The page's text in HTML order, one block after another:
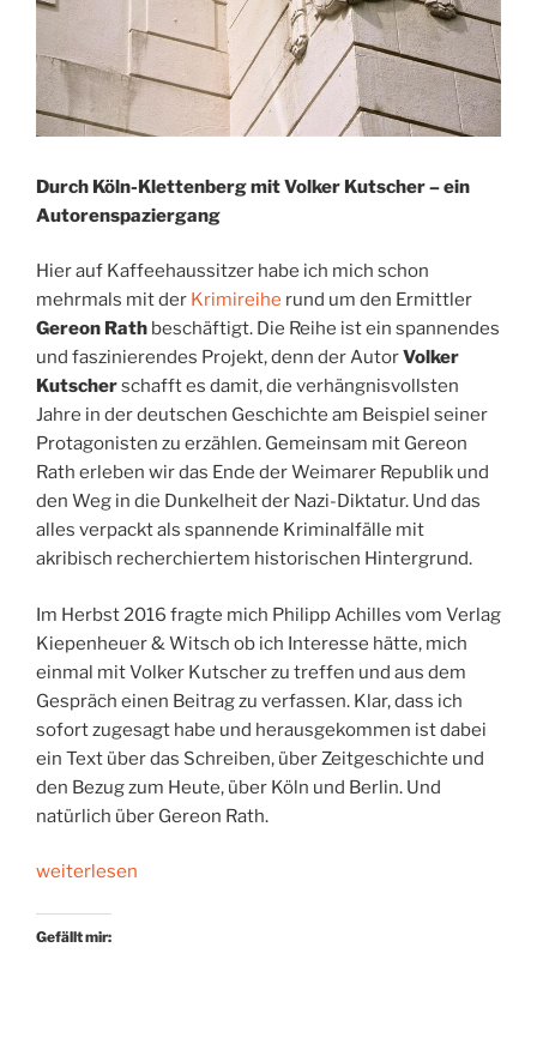
Durch Köln-Klettenberg mit Volker Kutscher – ein
Autorenspaziergang
Hier auf Kaffeehaussitzer habe ich mich schon
mehrmals mit der Krimireihe rund um den Ermittler
Gereon Rath beschäftigt. Die Reihe ist ein spannendes
und faszinierendes Projekt, denn der AutorVolker
Kutscherschafft es damit, die verhängnisvollsten
Jahre in der deutschen Geschichte am Beispiel seiner
Protagonisten zu erzählen. Gemeinsam mit Gereon
Rath erleben wir das Ende der Weimarer Republik und
den Weg in die Dunkelheit der Nazi-Diktatur. Und das
alles verpackt als spannende Kriminalfälle mit
akribisch recherchiertem historischen Hintergrund.
Im Herbst 2016 fragte mich Philipp Achilles vom Verlag
Kiepenheuer & Witsch ob ich Interesse hätte, mich
einmal mit Volker Kutscher zu treffen und aus dem
Gespräch einen Beitrag zu verfassen. Klar, dass ich
sofort zugesagt habe und herausgekommen ist dabei
ein Text über das Schreiben, über Zeitgeschichte und
den Bezug zum Heute, über Köln und Berlin. Und
natürlich über Gereon Rath.
„»Unsere
muss
weiterlesen
Gefällt mir: